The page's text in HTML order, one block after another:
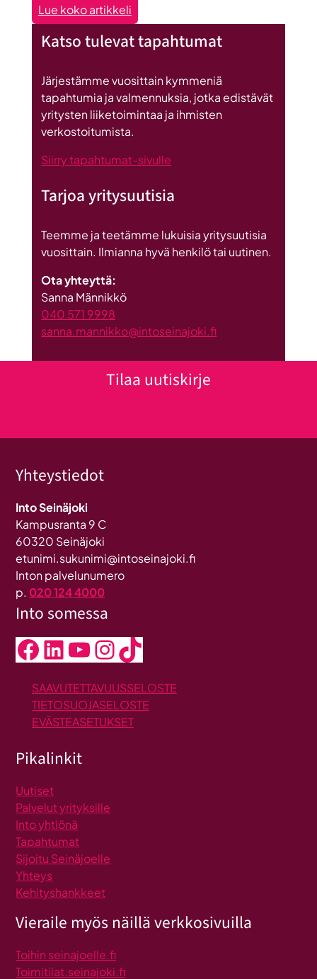
Lue koko artikkeli:
Seinäjoen
datakeskus
Britannnian
suurin
investointi
Katso tulevat tapahtumat
Järjestämme vuosittain kymmeniä
tapahtumia ja valmennuksia, jotka edistävät
yritysten liiketoimintaa ja ihmisten
verkostoitumista.
Siirry tapahtumat-sivulle
Tarjoa yritysuutisia
Teemme ja teetämme lukuisia yritysuutisia
vuosittain. Ilmianna hyvä henkilö tai uutinen.
Ota yhteyttä:
Sanna Männikkö
040 571 9998
sanna.mannikko@intoseinajoki.fi
Tilaa uutiskirje
Yhteystiedot
Into Seinäjoki
Kampusranta 9 C
60320 Seinäjoki
etunimi.sukunimi@intoseinajoki.fi
Inton palvelunumero
p. 020 124 4000
Into somessa
Facebook LinkedIn YouTube InstagramTikTok
SAAVUTETTAVUUSSELOSTE
TIETOSUOJASELOSTE
EVÄSTEASETUKSET
Pikalinkit
Uutiset
Palvelut yrityksille
Into yhtiönä
Tapahtumat
Sijoitu Seinäjoelle
Yhteys
Kehityshankkeet
Vieraile myös näillä verkkosivuilla
Toihin seinajoelle.fi
Toimitilat.seinajoki.fi